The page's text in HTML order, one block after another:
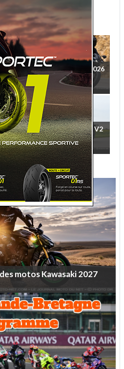
MNC
EssaiKawasakiZ650S
2026
:leroadster quiveut...
Nouveautés 2026
Essai QJMotorSRV600 V2
2026:cruisecontrol
Custom
moto du Net
desmotosKawasaki2027